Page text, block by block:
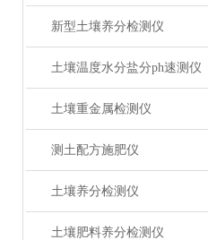
新型土壤养分检测仪
土壤温度水分盐分ph速测仪
土壤重金属检测仪
测土配方施肥仪
土壤养分检测仪
土壤肥料养分检测仪​